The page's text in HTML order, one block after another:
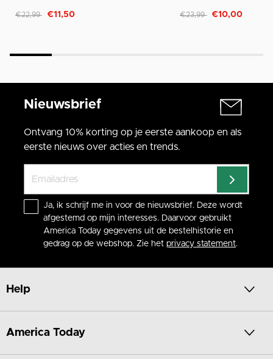
Afgeprijsd van
€22,99 naar
€11,50 Afgeprijsd van
€23,99 naar
€10,00
Nieuwsbrief
Ontvang 10% korting op je eerste aankoop en als
eerste nieuws over acties en trends.
Ja, ik schrijf me in voor de nieuwsbrief. Deze wordt
afgestemd op mijn interesses. Daarvoor gebruikt
America Today gegevens uit de bestelhistorie en
gedrag op de webshop. Zie het privacy statement.
Help
America Today